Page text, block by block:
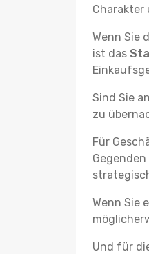
Charakter
Wenn Sie
ist das
Sind Sie
zu
Für
Wenn Sie
Und für